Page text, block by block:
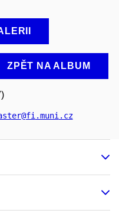
ZPĚT NA ALBUM
@fi.muni.cz